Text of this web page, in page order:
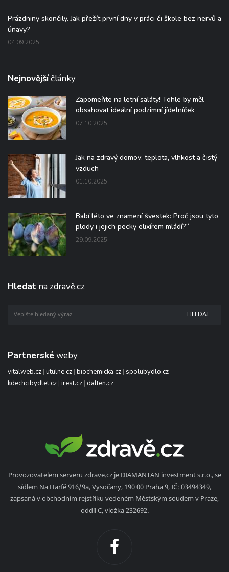
Prázdniny skončily. Jak přežít první dny v práci či škole bez nervů a
únavy?
04.09.2025
Nejnovějšíčlánky
Zapomeňte na letní saláty! Tohle by měl
obsahovat ideální podzimní jídelníček
07.10.2025
Jak na zdravý domov: teplota, vlhkost a čistý
vzduch
01.10.2025
Babí léto ve znamení švestek: Proč jsou tyto
plody i jejich pecky elixírem mládí?“
29.09.2025
Hledat na zdravě.cz
HLEDAT
Partnerské weby
vitalweb.cz | utulne.cz | biochemicka.cz | spolubydlo.cz
kdechcibydlet.cz | irest.cz | dalten.cz
Provozovatelem serveru zdrave.cz je DIAMANTAN investment s.r.o., se
sídlem Na Harfě 916/9a, Vysočany, 190 00 Praha 9, IČ: 03494349,
zapsaná v obchodním rejstříku vedeném Městským soudem v Praze,
oddíl C, vložka 232692.